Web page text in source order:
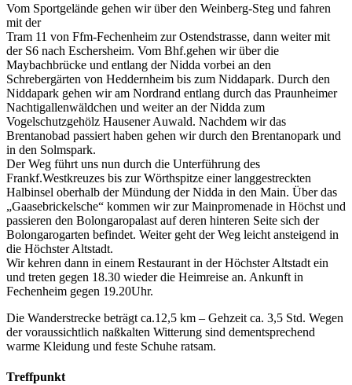
Vom Sportgelände gehen wir über den Weinberg-Steg und fahren
mit der
Tram 11 von Ffm-Fechenheim zur Ostendstrasse, dann weiter mit
der S6 nach Eschersheim. Vom Bhf.gehen wir über die
Maybachbrücke und entlang der Nidda vorbei an den
Schrebergärten von Heddernheim bis zum Niddapark. Durch den
Niddapark gehen wir am Nordrand entlang durch das Praunheimer
Nachtigallenwäldchen und weiter an der Nidda zum
Vogelschutzgehölz Hausener Auwald. Nachdem wir das
Brentanobad passiert haben gehen wir durch den Brentanopark und
in den Solmspark.
Der Weg führt uns nun durch die Unterführung des
Frankf.Westkreuzes bis zur Wörthspitze einer langgestreckten
Halbinsel oberhalb der Mündung der Nidda in den Main. Über das
„Gaasebrickelsche“ kommen wir zur Mainpromenade in Höchst und
passieren den Bolongaropalast auf deren hinteren Seite sich der
Bolongarogarten befindet. Weiter geht der Weg leicht ansteigend in
die Höchster Altstadt.
Wir kehren dann in einem Restaurant in der Höchster Altstadt ein
und treten gegen 18.30 wieder die Heimreise an. Ankunft in
Fechenheim gegen 19.20Uhr.
Die Wanderstrecke beträgt ca.12,5 km – Gehzeit ca. 3,5 Std. Wegen
der voraussichtlich naßkalten Witterung sind dementsprechend
warme Kleidung und feste Schuhe ratsam.
Treffpunkt